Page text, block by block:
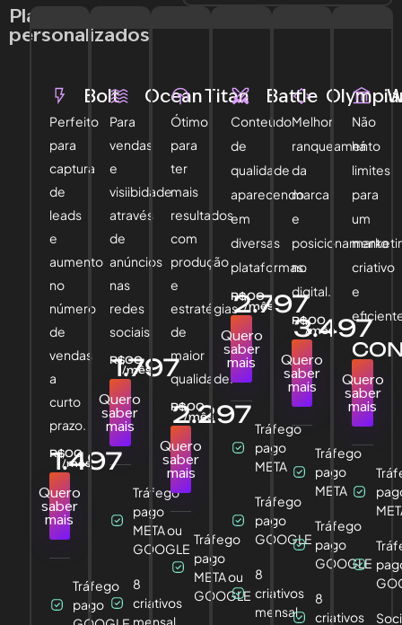
Planos
personalizados
Bolt
Perfeito
para
captura
de
leads
e
aumento
no
número
de
vendas
a
curto
prazo.
R$
1.497
,00
/mês
Quero
saber
mais
Tráfego
pago
Ocean
Para
vendas
e
visiibidade
através
de
anúncios
nas
redes
sociais.
R$
1.797
,00
/mês
Quero
saber
mais
Tráfego
pago
META ou
GOOGLE
8
criativos
mensal
Titan
Ótimo
para
ter
mais
resultados
com
produção
e
estratégias
de
maior
qualidade.
R$
2.297
,00
/mês
Quero
saber
mais
Tráfego
pago
META ou
GOOGLE
Battle
Conteúdo
de
qualidade
aparecendo
em
diversas
plataformas.
R$
2.797
,00
/mês
Quero
saber
mais
Tráfego
pago
META
Tráfego
pago
GOOGLE
8
criativos
mensal
Melhor
ranqueamento
da
marca
e
posicionamento
no
digital.
R$
3.497
,00
/mês
Quero
saber
mais
Tráfego
pago
META
Tráfego
pago
GOOGLE
8
criativos
Não
há
limites
para
um
criativo
e
Quero
saber
mais